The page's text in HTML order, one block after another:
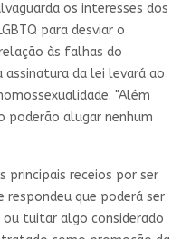
os interesses dos
para desviar o
às falhas do
assinatura da lei levará ao
"Além
poderão alugar nenhum
principais receios por ser
respondeu que poderá ser
tuitar algo considerado